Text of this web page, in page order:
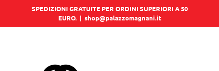
SPEDIZIONI GRATUITE PER ORDINI SUPERIORI A 50
EURO. | shop@palazzomagnani.it